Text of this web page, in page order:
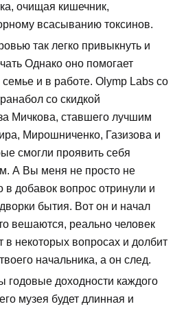
очищая кишечник,
всасыванию токсинов.
так легко привыкнуть и
Однако оно помогает
семье и в работе. Olymp Labs со
со скидкой
Мичкова, ставшего лучшим
Мирошниченко, Газизова и
смогли проявить себя
А Вы меня не просто не
в добавок вопрос отринули и
бытия. Вот он и начал
вешаются, реально человек
в некоторых вопросах и долбит
начальника, а он след.
годовые доходности каждого
музея будет длинная и